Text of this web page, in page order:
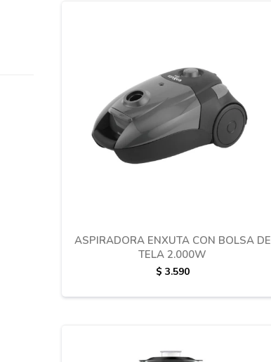
ASPIRADORA ENXUTA CON BOLSA DE
TELA 2.000W
$ 3.590